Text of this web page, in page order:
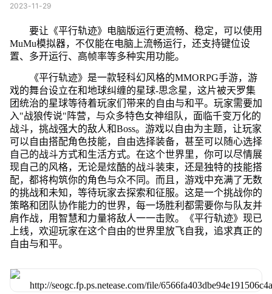
2023-11-29
要让《平行轨迹》电脑版运行更流畅、稳定，可以使用
MuMu模拟器，不仅能在电脑上流畅运行，还支持键位设
置、多开运行、高帧率等多种实用功能。
《平行轨迹》是一款轻科幻风格的MMORPG手游，游
戏的舞台设立在和地球纠缠的星球-思念星，这片被天罗集
团统治的星球等待着玩家们带来的自由与和平。玩家需要加
入"战狼传说"阵营，与众多特色女神组队，面临千变万化的
战斗，挑战强大的敌人和Boss。游戏以自由为主题，让玩家
可以自由搭配角色技能，自由选择装备，甚至可以随心选择
自己的战斗方式和生活方式。在这个世界里，你可以尽情展
现自己的风格，无论是炫酷的战斗装束，还是独特的技能搭
配，都将构筑你的角色与众不同。而且，游戏中充满了无数
的挑战和未知，等待玩家去探索和征服。这是一个挑战你的
策略和团队协作能力的世界，每一场胜利都需要你与队友并
肩作战，用智慧和力量将敌人一一击败。《平行轨迹》现已
上线，欢迎玩家在这个自由的世界里放飞自我，追求真正的
自由与和平。